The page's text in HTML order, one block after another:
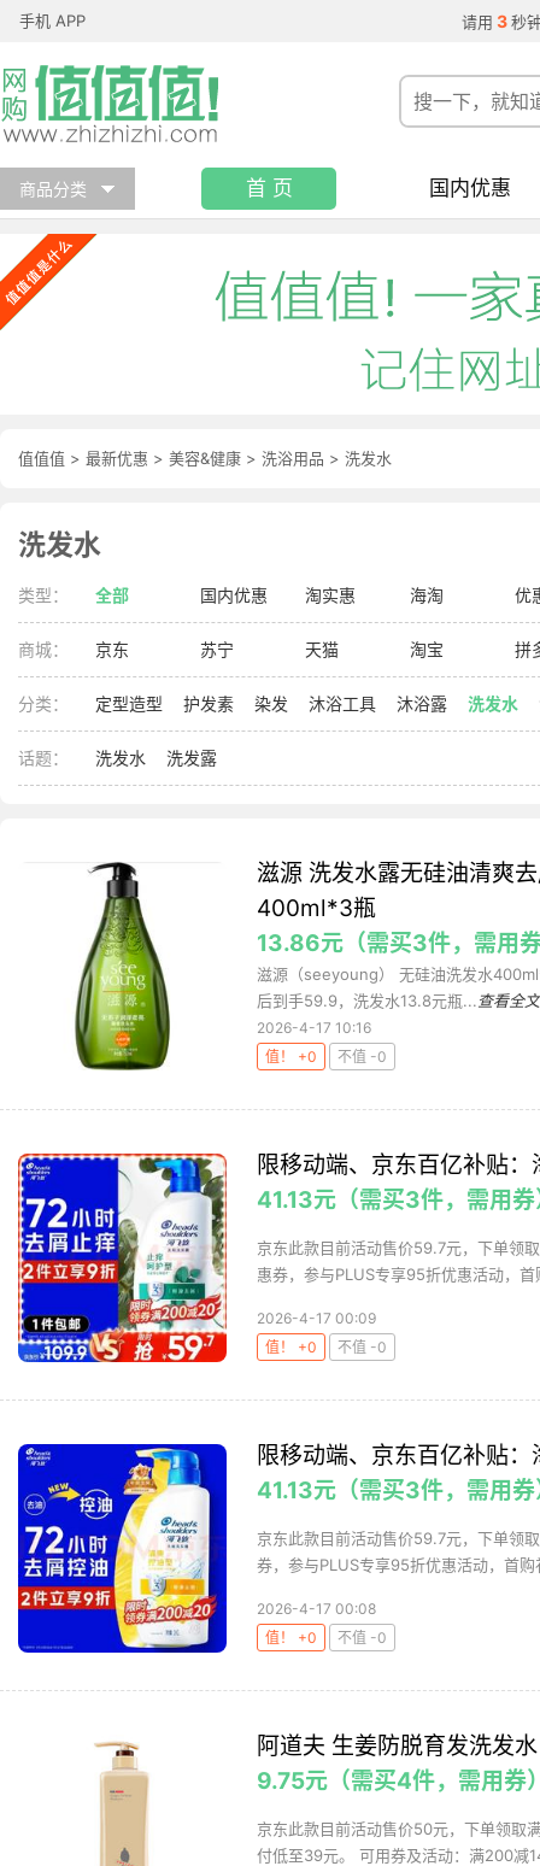
手机 APP 请用 3 秒
商品分类 首 页 国内优惠
值值值 > 最新优惠 > 美容&健康 > 洗浴用品 > 洗发水
洗发水
类型： 全部 国内优惠 淘实惠 海淘 优
商城： 京东 苏宁 天猫 淘宝 拼
分类： 定型造型 护发素 染发 沐浴工具 沐浴露 洗发水
话题： 洗发水 洗发露
滋源 洗发水露无硅油清爽
400ml*3瓶
13.86元（需买3件，需用
滋源（seeyoung） 无硅油洗发水
后到手59.9，洗发水13.8元瓶... 查看全文
2026-4-17 10:16
值！ +0
不值 -0
限移动端、京东百亿补贴
41.13元（需买3件，需用
京东此款目前活动售价59.7元，下单领
惠券，参与PLUS专享95折优惠活动，
2026-4-17 00:09
值！ +0
不值 -0
限移动端、京东百亿补贴
41.13元（需买3件，需用
京东此款目前活动售价59.7元，下单领
券，参与PLUS专享95折优惠活动，首
2026-4-17 00:08
值！ +0
不值 -0
阿道夫 生姜防脱育发洗发
9.75元（需买4件，需用券
京东此款目前活动售价50元，下单领取
付低至39元。 可用券及活动：满200减